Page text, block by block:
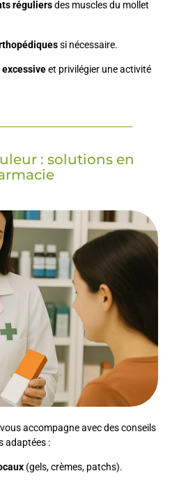
réguliersdes muscles du mollet
si nécessaire.
et privilégier une activité
: solutions en
vous accompagne avec des conseils
adaptées :
(gels, crèmes, patchs).